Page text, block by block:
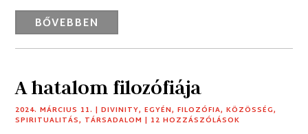
BŐVEBBEN
A hatalom filozófiája
2024. MÁRCIUS 11. |DIVINITY,EGYÉN,FILOZÓFIA,KÖZÖSSÉG,
SPIRITUALITÁS, TÁRSADALOM | 12 HOZZÁSZÓLÁSOK